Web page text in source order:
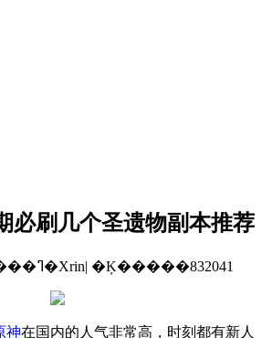
必刷几个圣遗物副本推荐
�����ߣ�Xrin| �Ķ�����832041
神在国内的人气非常高，时刻都有新人